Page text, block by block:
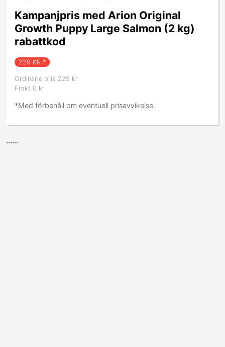
Kampanjpris med Arion Original
Growth Puppy Large Salmon (2 kg)
rabattkod
229 KR *
Ordinarie pris 229 kr
Frakt 0 kr
*Med förbehåll om eventuell prisavvikelse.
......